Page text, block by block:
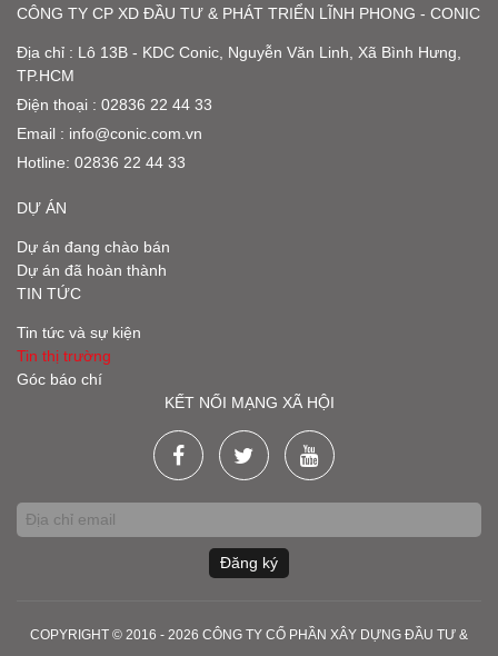
CÔNG TY CP XD ĐẦU TƯ & PHÁT TRIỂN LĨNH PHONG - CONIC
Địa chỉ : Lô 13B - KDC Conic, Nguyễn Văn Linh, Xã Bình Hưng,
TP.HCM
Điện thoại : 02836 22 44 33
Email : info@conic.com.vn
Hotline: 02836 22 44 33
DỰ ÁN
Dự án đang chào bán
Dự án đã hoàn thành
TIN TỨC
Tin tức và sự kiện
Tin thị trường
Góc báo chí
KẾT NỐI MẠNG XÃ HỘI
Đăng ký
COPYRIGHT © 2016 - 2026 CÔNG TY CỔ PHẦN XÂY DỰNG ĐẦU TƯ &